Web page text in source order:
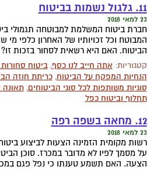
11. גלגול נשמות בביטוח
23 למאי 2018
חברת ביטוח המשלמת למבוטחה תגמולי
המבוטח וכל זכויותיו של האחרון כלפי מי
הביטוח. האם היא רשאית לסחור בזכות זו?
קטגוריות: אתה חייב לנו כסף,ביטוח
הנחיות המפקח על הביטוח,כריתת חוזה
סוגיות משותפות לכל סוגי הביטוחים,תאונה
תחלוף וביטוח כפל
12. מחאה בשפה רפה
23 למאי 2018
רשות מקומית הזמינה הצעות לביצוע
על מסמך לפיו לא מדובר במכרז. סוכן
הצעה. האם תשמע טענתו כי נפל פגם